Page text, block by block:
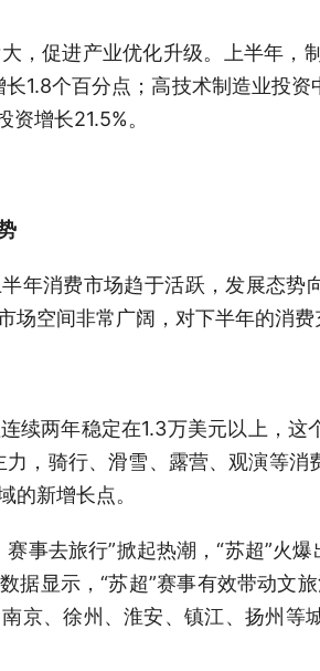
促进产业优化升级。上半年，
1.8个百分点；高技术制造业投
增长21.5%。
消费市场趋于活跃，发展态势
场空间非常广阔，对下半年的消费
两年稳定在1.3万美元以上，这
力，骑行、滑雪、露营、观演等
的新增长点。
去旅行”掀起热潮，“苏超”火爆
据显示，“苏超”赛事有效带动文
京、徐州、淮安、镇江、扬州等